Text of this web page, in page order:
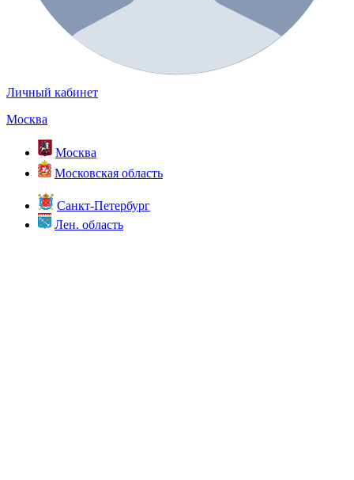
Личный кабинет
Москва
Москва
Московская область
Санкт-Петербург
Лен. область